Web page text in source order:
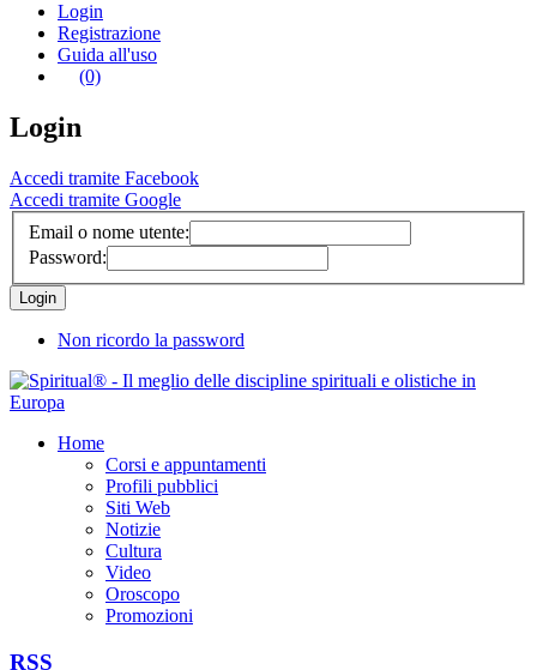
Login
Registrazione
Guida all'uso
(0)
Login
Accedi tramite Facebook
Accedi tramite Google
Email o nome utente:
Password:
Non ricordo la password
Home
Corsi e appuntamenti
Profili pubblici
Siti Web
Notizie
Cultura
Video
Oroscopo
Promozioni
RSS